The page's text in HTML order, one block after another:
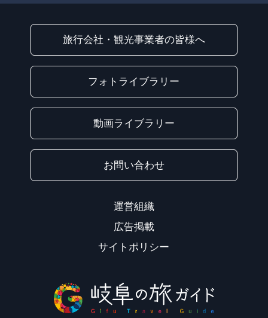
旅行会社・観光事業者の皆様へ
フォトライブラリー
動画ライブラリー
お問い合わせ
運営組織
広告掲載
サイトポリシー